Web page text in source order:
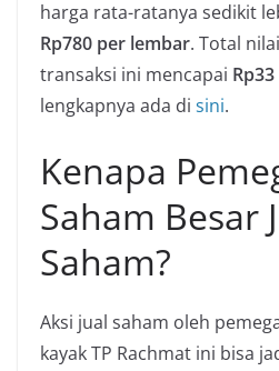
harga rata-ratanya sedikit
Rp780 per lembar. Total
transaksi ini mencapai
lengkapnya ada di sini.
Kenapa
Saham Besar
Saham?
Aksi jual saham oleh
kayak TP Rachmat ini bisa